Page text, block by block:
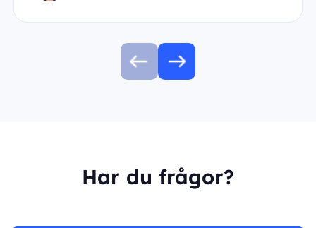
Har du frågor?